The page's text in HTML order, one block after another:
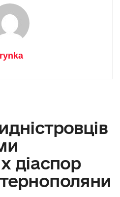
діаспор